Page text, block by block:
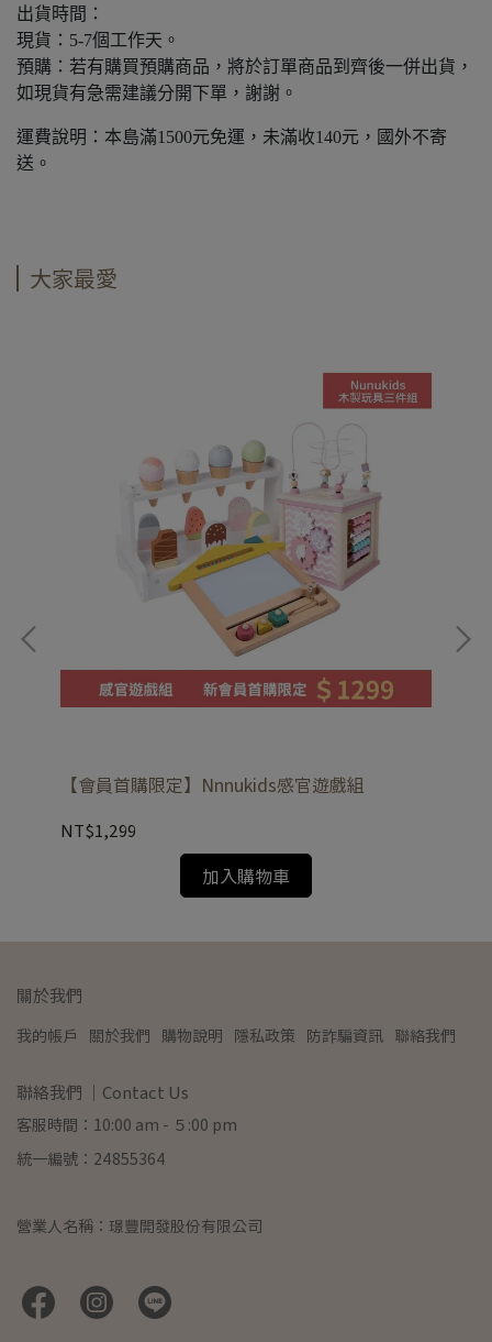
出貨時間：
現貨：5-7個工作天。
預購：若有購買預購商品，將於訂單商品到齊後一併出貨，
如現貨有急需建議分開下單，謝謝。
運費說明：本島滿1500元免運，未滿收140元，國外不寄
送。
大家最愛
【會員首購限定】Nnnukids感官遊戲組
NT$1,299
加入購物車
關於我們
我的帳戶 關於我們 購物說明 隱私政策 防詐騙資訊 聯絡我們
聯絡我們 ｜Contact Us
客服時間：10:00 am - ５:00 pm
統一編號：24855364
營業人名稱：璟豐開發股份有限公司